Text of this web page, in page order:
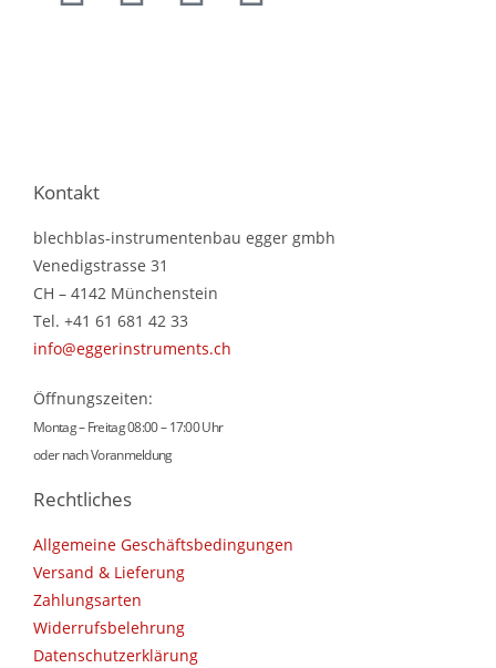
Kontakt
blechblas-instrumentenbau egger gmbh
Venedigstrasse 31
CH – 4142 Münchenstein
Tel. +41 61 681 42 33
info@eggerinstruments.ch
Öffnungszeiten:
Montag – Freitag 08:00 – 17:00 Uhr
oder nach Voranmeldung
Rechtliches
Allgemeine Geschäftsbedingungen
Versand & Lieferung
Zahlungsarten
Widerrufsbelehrung
Datenschutzerklärung